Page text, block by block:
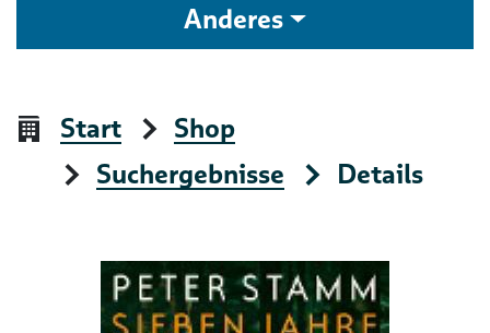
Anderes
Start
Shop
Suchergebnisse
Details